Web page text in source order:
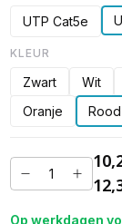
UTP Cat5e
KLEUR
Zwart Wit
Oranje
Rood
Op werkdagen